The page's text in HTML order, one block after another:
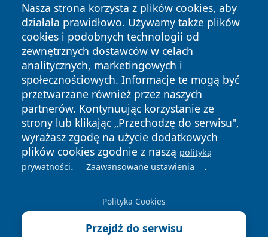
Nasza strona korzysta z plików cookies, aby
działała prawidłowo. Używamy także plików
cookies i podobnych technologii od
zewnętrznych dostawców w celach
analitycznych, marketingowych i
społecznościowych. Informacje te mogą być
przetwarzane również przez naszych
partnerów. Kontynuując korzystanie ze
strony lub klikając „Przechodzę do serwisu",
wyrażasz zgodę na użycie dodatkowych
plików cookies zgodnie z naszą polityką
prywatności. Zaawansowane ustawienia .
Polityka Cookies
Przejdź do serwisu
Copyright © 2026 wiadomosciplock.pl Wszystkie prawa
zastrzeżone.
News Autorzy
Polityka
Prywatności
Polityka
Cookies